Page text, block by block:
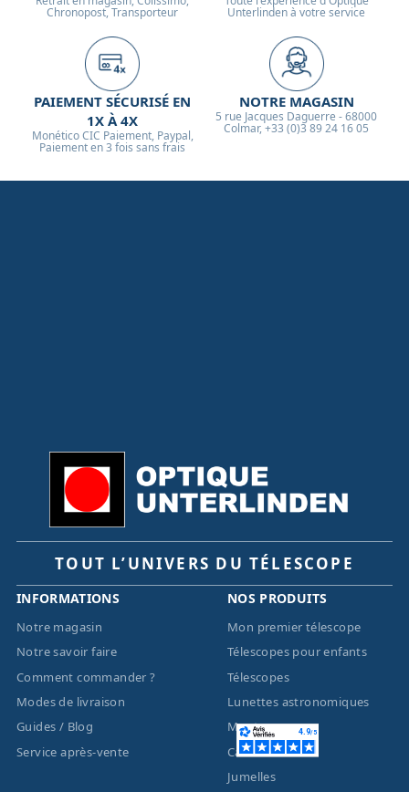
Chronopost, Transporteur Unterlinden à votre service
PAIEMENT SÉCURISÉ EN
1X À 4X
Monético CIC Paiement, Paypal,
Paiement en 3 fois sans frais
NOTRE MAGASIN
5 rue Jacques Daguerre - 68000
Colmar, +33 (0)3 89 24 16 05
TOUT L’UNIVERS DU TÉLESCOPE
INFORMATIONS
Notre magasin
Notre savoir faire
Comment commander ?
Modes de livraison
Guides / Blog
Service après-vente
NOS PRODUITS
Mon premier télescope
Télescopes pour enfants
Télescopes
Lunettes astronomiques
Montures
Caméras
Jumelles